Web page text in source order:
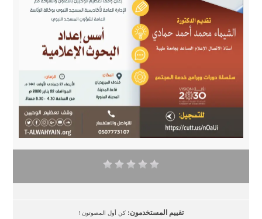
تقييم المستخدمون: كن أول المصوتون !